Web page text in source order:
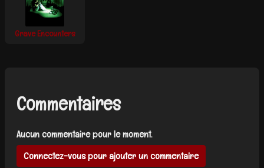
Grave Encounters
Commentaires
Aucun commentaire pour le moment.
Connectez-vous pour ajouter un commentaire